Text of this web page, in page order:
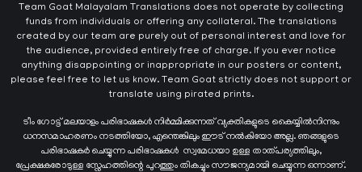
Team Goat Malayalam Translations does not operate by collecting
funds from individuals or offering any collateral. The translations
created by our team are purely out of personal interest and love for
the audience, provided entirely free of charge. If you ever notice
anything disappointing or inappropriate in our posters or content,
please feel free to let us know. Team Goat strictly does not support or
translate using pirated prints.
ടീം ഗോട്ട് മലയാളം പരിഭാഷകൾ നിർമ്മിക്കുന്നത് വ്യക്തികളുടെ കൈയ്യില്‍നിന്നും
ധനസമാഹരണം നടത്തിയോ, എന്തെങ്കിലും ഈട് നൽകിയോ അല്ല. ഞങ്ങളുടെ
പരിഭാഷകർ ചെയ്യുന്ന പരിഭാഷകള്‍ സ്വമേധയാ ഉള്ള താത്പര്യത്തിലും,
പ്രേക്ഷകരോടുള്ള സ്നേഹത്തിന്റെ പുറത്തും തികച്ചും സൗജന്യമായി ചെയ്യുന്ന ഒന്നാണ്.